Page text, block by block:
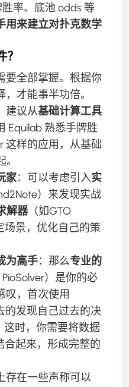
率、底池 odds 等
用来建立对扑克数学
要全部掌握。根据你
才能事半功倍。
建议从基础计算工具
Equilab 熟悉手牌胜
这样的应用，从基础
家：可以考虑引入实
）来发现实战
解器（如GTO
场景，优化自己的策
为高手：那么专业的
）是你的必
叹，首次使用
的发现自己过去的决
这时，你需要将数据
合起来，形成完整的
存在一些声称可以